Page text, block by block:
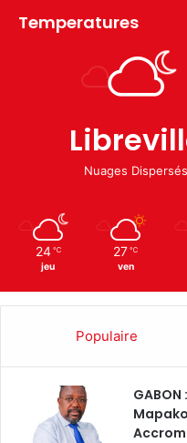
Temperatures
Nuages Dispersés
24 ℃
jeu
27 ℃
ven
Populaire
GABON